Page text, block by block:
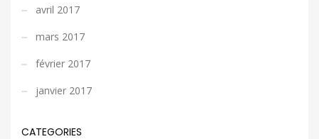
avril 2017
mars 2017
février 2017
janvier 2017
CATEGORIES